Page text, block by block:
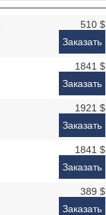
510 $
Заказать
1841 $
Заказать
1921 $
Заказать
1841 $
Заказать
389 $
Заказать